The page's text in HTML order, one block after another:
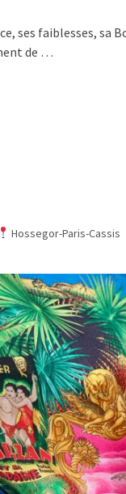
ses faiblesses, sa
de …
Hossegor-Paris-Cassis